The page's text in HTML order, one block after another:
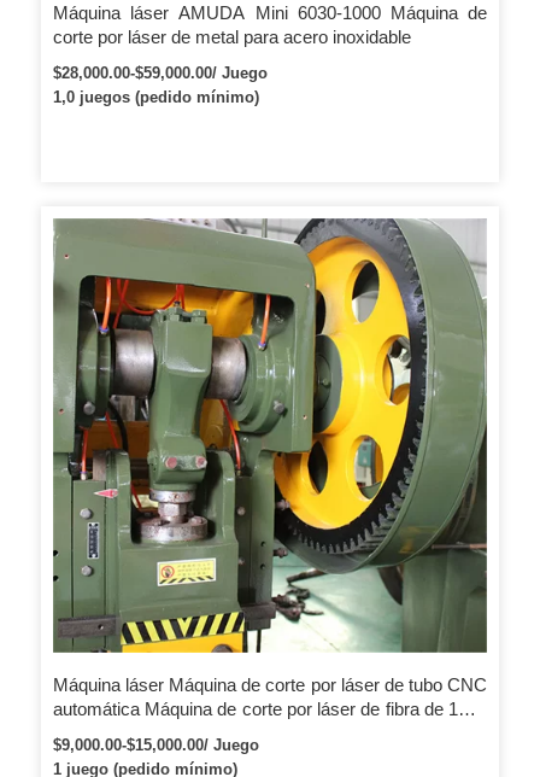
Máquina láser AMUDA Mini 6030-1000 Máquina de
corte por láser de metal para acero inoxidable
$28,000.00-$59,000.00/ Juego
1,0 juegos (pedido mínimo)
Máquina láser Máquina de corte por láser de tubo CNC
automática Máquina de corte por láser de fibra de 1KW
2KW 3KW 6KW
$9,000.00-$15,000.00/ Juego
1 juego (pedido mínimo)